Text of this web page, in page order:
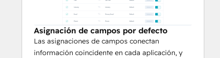
Asignación de campos por defecto
Las asignaciones de campos conectan
información coincidente en cada aplicación, y